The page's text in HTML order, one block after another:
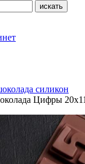
искать
силикон
Цифры